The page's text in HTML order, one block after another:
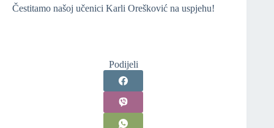
Čestitamo našoj učenici Karli Orešković na uspjehu!
Podijeli